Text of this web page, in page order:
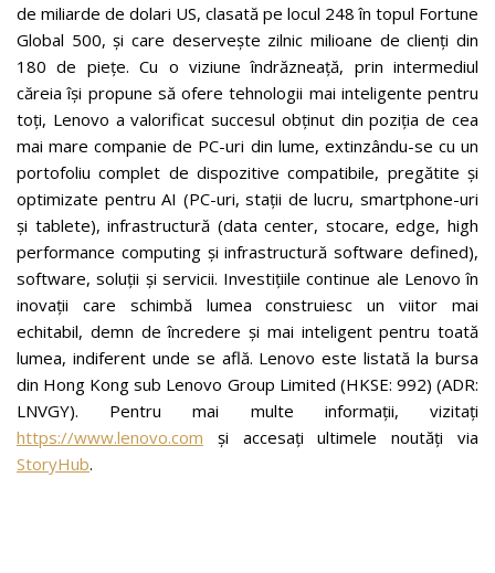
de miliarde de dolari US, clasată pe locul 248 în topul Fortune
Global 500, și care deservește zilnic milioane de clienți din
180 de piețe. Cu o viziune îndrăzneață, prin intermediul
căreia își propune să ofere tehnologii mai inteligente pentru
toți, Lenovo a valorificat succesul obținut din poziția de cea
mai mare companie de PC-uri din lume, extinzându-se cu un
portofoliu complet de dispozitive compatibile, pregătite și
optimizate pentru AI (PC-uri, stații de lucru, smartphone-uri
și tablete), infrastructură (data center, stocare, edge, high
performance computing și infrastructură software defined),
software, soluții și servicii. Investițiile continue ale Lenovo în
inovații care schimbă lumea construiesc un viitor mai
echitabil, demn de încredere și mai inteligent pentru toată
lumea, indiferent unde se află. Lenovo este listată la bursa
din Hong Kong sub Lenovo Group Limited (HKSE: 992) (ADR:
LNVGY). Pentru mai multe informații, vizitați
https://www.lenovo.com și accesați ultimele noutăți via
StoryHub.